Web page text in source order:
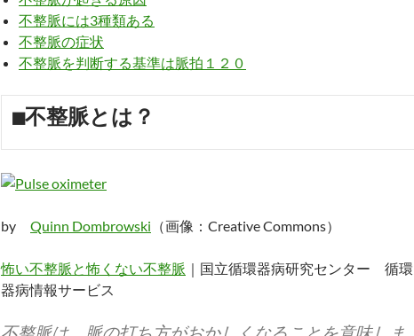
不整脈には3種類ある
不整脈の症状
不整脈を判断する基準は脈拍１２０
■不整脈とは？
by Quinn Dombrowski （画像：Creative Commons）
怖い不整脈と怖くない不整脈 ｜国立循環器病研究センター 循環
器病情報サービス